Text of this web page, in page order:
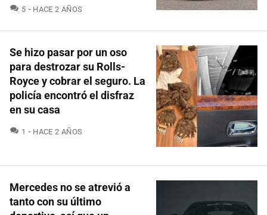
5 COMENTARIOS
HACE 2 AÑOS
Se hizo pasar por un oso
para destrozar su Rolls-
Royce y cobrar el seguro. La
policía encontró el disfraz
en su casa
1 COMENTARIOS
HACE 2 AÑOS
Mercedes no se atrevió a
tanto con su último